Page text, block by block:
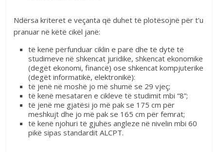
Ndërsa kriteret e veçanta që duhet të plotësojnë për t’u
pranuar në këtë cikël janë:
të kenë përfunduar ciklin e parë dhe të dytë të
studimeve në shkencat juridike, shkencat ekonomike
(degët ekonomi, financë) ose shkencat kompjuterike
(degët informatikë, elektronikë):
të jenë në moshë jo më shumë se 29 vjeç;
të kenë mesataren e cikleve të studimit mbi “8”;
të jenë me gjatësi jo më pak se 175 cm për
meshkujt dhe jo më pak se 165 cm për femrat;
të kenë njohuri të gjuhës angleze në nivelin mbi 60
pikë sipas standardit ALCPT.